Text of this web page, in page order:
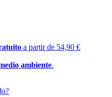
a partir de 54,90 €
ambiente.